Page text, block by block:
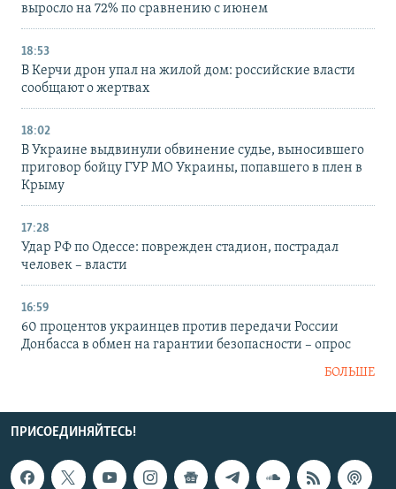
выросло на 72% по сравнению с июнем
18:53
В Керчи дрон упал на жилой дом: российские власти
сообщают о жертвах
18:02
В Украине выдвинули обвинение судье, выносившего
приговор бойцу ГУР МО Украины, попавшего в плен в
Крыму
17:28
Удар РФ по Одессе: поврежден стадион, пострадал
человек – власти
16:59
60 процентов украинцев против передачи России
Донбасса в обмен на гарантии безопасности – опрос
БОЛЬШЕ
ПРИСОЕДИНЯЙТЕСЬ!